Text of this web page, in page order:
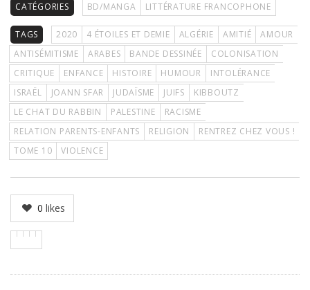
CATÉGORIES BD/MANGA LITTÉRATURE FRANCOPHONE
TAGS 2020 4 ÉTOILES ET DEMIE ALGÉRIE AMITIÉ
AMOUR
ANTISÉMITISME
ARABES BANDE DESSINÉE
COLONISATION
CRITIQUE
ENFANCE HISTOIRE HUMOUR
INTOLÉRANCE
ISRAËL
JOANN SFAR JUDAÏSME JUIFS
KIBBOUTZ
LE CHAT DU RABBIN
PALESTINE
RACISME
RELATION PARENTS-ENFANTS
RELIGION
RENTREZ CHEZ VOUS !
TOME 10
VIOLENCE
0 likes